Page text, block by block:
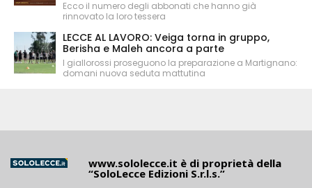
Ecco il numero degli abbonati che hanno già
rinnovato la loro tessera
LECCE AL LAVORO: Veiga torna in gruppo,
Berisha e Maleh ancora a parte
I giallorossi proseguono la preparazione a Martignano:
domani nuova seduta mattutina
www.sololecce.it è di proprietà della
“SoloLecce Edizioni S.r.l.s.”